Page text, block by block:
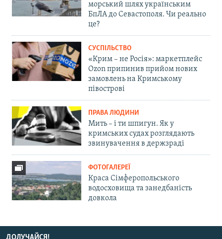
морський шлях українським
БпЛА до Севастополя. Чи реально
це?
СУСПІЛЬСТВО
«Крим – не Росія»: маркетплейс
Ozon припинив прийом нових
замовлень на Кримському
півострові
ПРАВА ЛЮДИНИ
Мить – і ти шпигун. Як у
кримських судах розглядають
звинувачення в держзраді
ФОТОГАЛЕРЕЇ
Краса Сімферопольського
водосховища та занедбаність
довкола